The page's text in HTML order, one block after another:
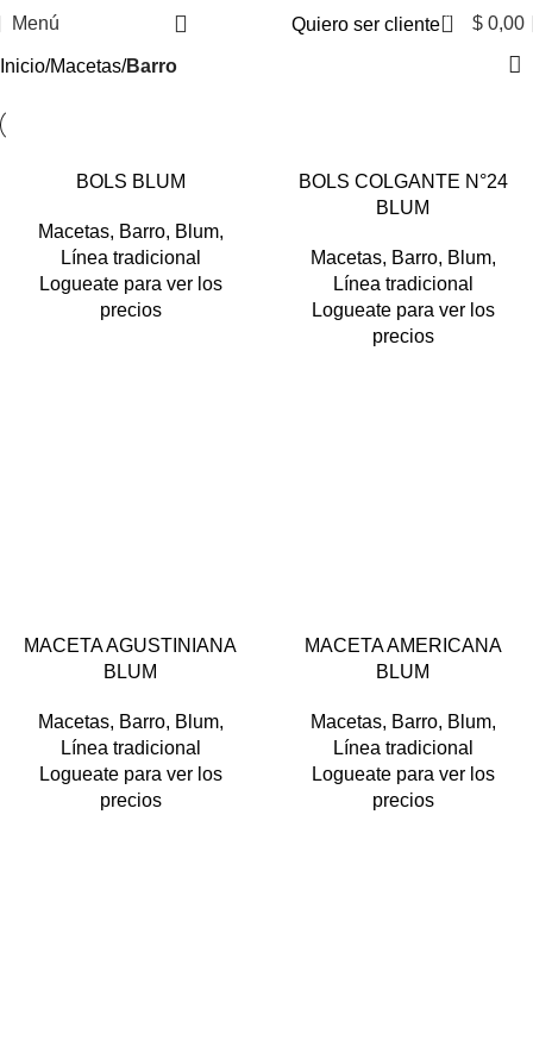
Menú Quiero ser cliente 0 $ 0,00
Inicio Macetas Barro
BOLS BLUM
Macetas, Barro, Blum,
Línea tradicional
Logueate para ver los
precios
BOLS COLGANTE N°24
BLUM
Macetas, Barro, Blum,
Línea tradicional
Logueate para ver los
precios
MACETA AGUSTINIANA
BLUM
Macetas, Barro, Blum,
Línea tradicional
Logueate para ver los
precios
MACETA AMERICANA
BLUM
Macetas, Barro, Blum,
Línea tradicional
Logueate para ver los
precios